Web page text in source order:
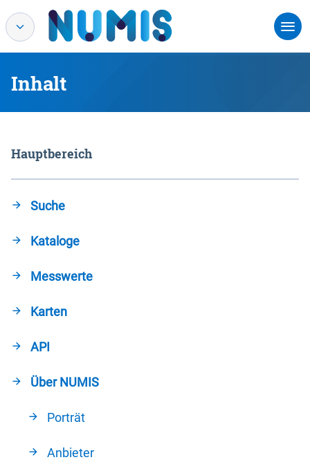
Inhalt
Hauptbereich
Suche
Kataloge
Messwerte
Karten
API
Über NUMIS
Porträt
Anbieter